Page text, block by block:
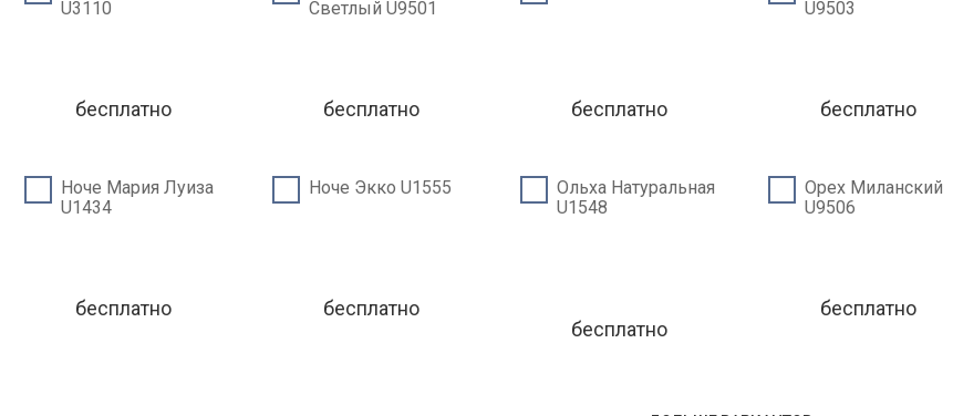
U3110
бесплатно
Светлый U9501
бесплатно бесплатно
U9503
бесплатно
Ноче Мария Луиза
U1434
бесплатно
Ноче Экко U1555
бесплатно
Ольха Натуральная
U1548
бесплатно
Орех Миланский
U9506
бесплатно